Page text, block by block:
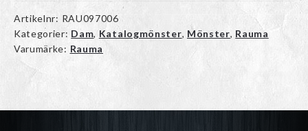
Artikelnr: RAU097006
Kategorier: Dam, Katalogmönster, Mönster, Rauma
Varumärke: Rauma